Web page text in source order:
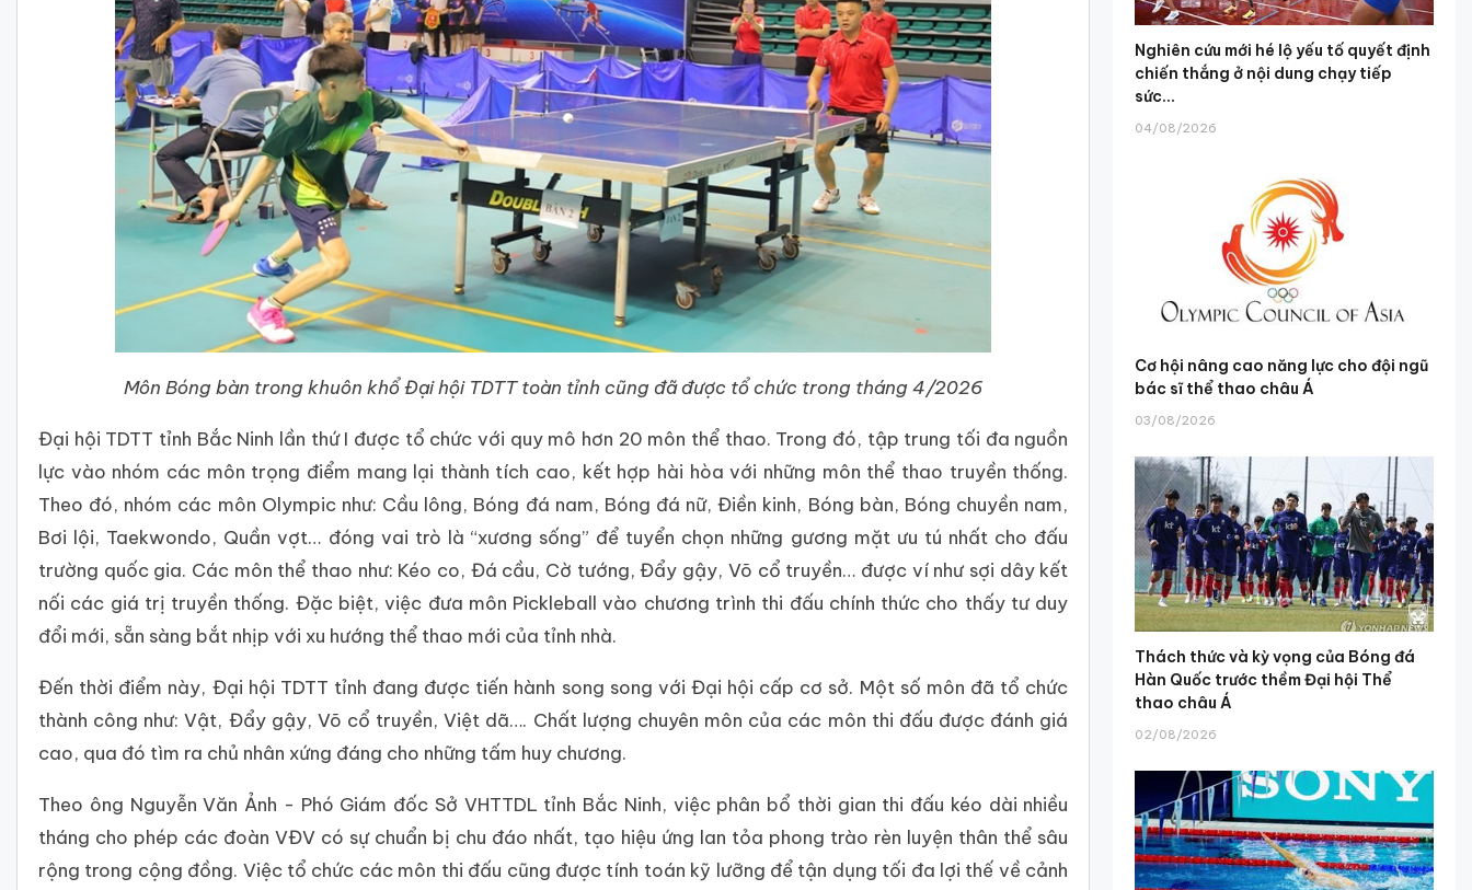
Môn Bóng bàn trong khuôn khổ Đại hội TDTT toàn tỉnh cũng đã được tổ chức trong tháng 4/2026
Đại hội TDTT tỉnh Bắc Ninh lần thứ I được tổ chức với quy mô hơn 20 môn thể thao. Trong đó, tập trung tối đa nguồn
lực vào nhóm các môn trọng điểm mang lại thành tích cao, kết hợp hài hòa với những môn thể thao truyền thống.
Theo đó, nhóm các môn Olympic như: Cầu lông, Bóng đá nam, Bóng đá nữ, Điền kinh, Bóng bàn, Bóng chuyền nam,
Bơi lội, Taekwondo, Quần vợt… đóng vai trò là “xương sống” để tuyển chọn những gương mặt ưu tú nhất cho đấu
trường quốc gia. Các môn thể thao như: Kéo co, Đá cầu, Cờ tướng, Đẩy gậy, Võ cổ truyền… được ví như sợi dây kết
nối các giá trị truyền thống. Đặc biệt, việc đưa môn Pickleball vào chương trình thi đấu chính thức cho thấy tư duy
đổi mới, sẵn sàng bắt nhịp với xu hướng thể thao mới của tỉnh nhà.
Đến thời điểm này, Đại hội TDTT tỉnh đang được tiến hành song song với Đại hội cấp cơ sở. Một số môn đã tổ chức
thành công như: Vật, Đẩy gậy, Võ cổ truyền, Việt dã…. Chất lượng chuyên môn của các môn thi đấu được đánh giá
cao, qua đó tìm ra chủ nhân xứng đáng cho những tấm huy chương.
Theo ông Nguyễn Văn Ảnh - Phó Giám đốc Sở VHTTDL tỉnh Bắc Ninh, việc phân bổ thời gian thi đấu kéo dài nhiều
tháng cho phép các đoàn VĐV có sự chuẩn bị chu đáo nhất, tạo hiệu ứng lan tỏa phong trào rèn luyện thân thể sâu
rộng trong cộng đồng. Việc tổ chức các môn thi đấu cũng được tính toán kỹ lưỡng để tận dụng tối đa lợi thế về cảnh
Nghiên cứu mới hé lộ yếu tố quyết định
chiến thắng ở nội dung chạy tiếp
sức...
04/08/2026
Cơ hội nâng cao năng lực cho đội ngũ
bác sĩ thể thao châu Á
03/08/2026
Thách thức và kỳ vọng của Bóng đá
Hàn Quốc trước thềm Đại hội Thể
thao châu Á
02/08/2026